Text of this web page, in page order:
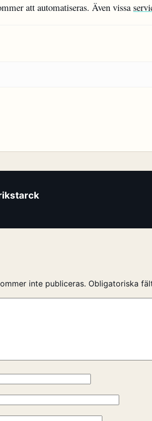
att automatiseras. Även vissa
inte publiceras. Obligatoriska